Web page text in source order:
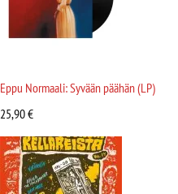
Eppu Normaali: Syvään päähän (LP)
25,90€